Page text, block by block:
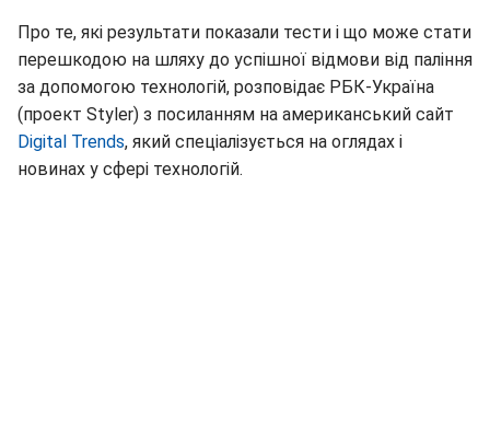
Про те, які результати показали тести і що може стати
перешкодою на шляху до успішної відмови від паління
за допомогою технологій, розповідає РБК-Україна
(проект Styler) з посиланням на американський сайт
Digital Trends, який спеціалізується на оглядах і
новинах у сфері технологій.